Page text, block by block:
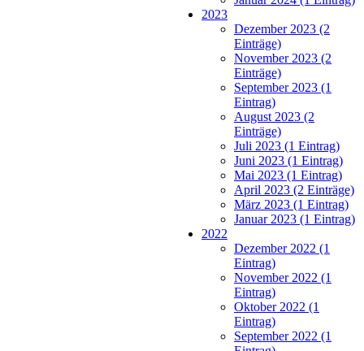
2023
Dezember 2023 (2
Einträge)
November 2023 (2
Einträge)
September 2023 (1
Eintrag)
August 2023 (2
Einträge)
Juli 2023 (1 Eintrag)
Juni 2023 (1 Eintrag)
Mai 2023 (1 Eintrag)
April 2023 (2 Einträge)
März 2023 (1 Eintrag)
Januar 2023 (1 Eintrag)
2022
Dezember 2022 (1
Eintrag)
November 2022 (1
Eintrag)
Oktober 2022 (1
Eintrag)
September 2022 (1